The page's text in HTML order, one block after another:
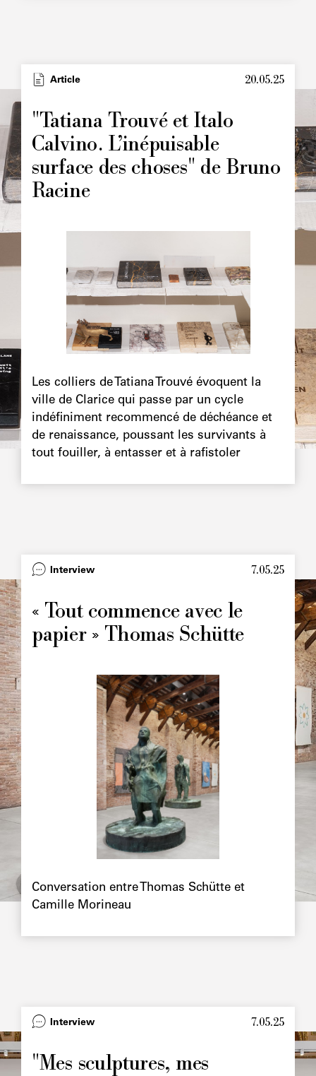
TypeArticle 20.05.25
"Tatiana Trouvé et Italo
Calvino. L’inépuisable
surface des choses" de Bruno
Racine
principale
Les colliers de Tatiana Trouvé évoquent la
ville de Clarice qui passe par un cycle
indéfiniment recommencé de déchéance et
de renaissance, poussant les survivants à
tout fouiller, à entasser et à rafistoler
TypeInterview 7.05.25
« Tout commence avec le
papier » Thomas Schütte
Image
principale
Conversation entre Thomas Schütte et
Camille Morineau
TypeInterview 7.05.25
"Mes sculptures, mes
Image